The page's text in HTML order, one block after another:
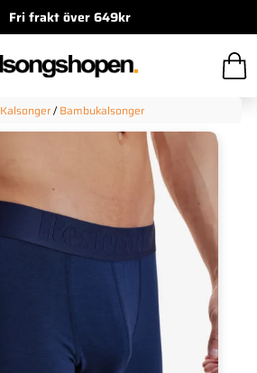
Fri frakt över 649kr
Kalsonger/Bambukalsonger